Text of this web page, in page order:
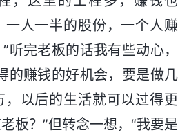
一人一半的股份，一个人赚
听完老板的话我有些动心，
的赚钱的好机会，要是做几
，以后的生活就可以过得更
板？”但转念一想，“我要是